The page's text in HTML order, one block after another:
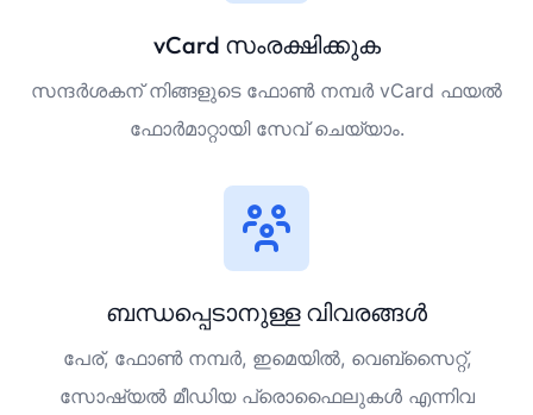
vCard സംരക്ഷിക്കുക
സന്ദർശകന് നിങ്ങളുടെ ഫോൺ നമ്പർ vCard ഫയൽ
ഫോർമാറ്റായി സേവ് ചെയ്യാം.
ബന്ധപ്പെടാനുള്ള വിവരങ്ങൾ
പേര്, ഫോൺ നമ്പർ, ഇമെയിൽ, വെബ്‌സൈറ്റ്,
സോഷ്യൽ മീഡിയ പ്രൊഫൈലുകൾ എന്നിവ